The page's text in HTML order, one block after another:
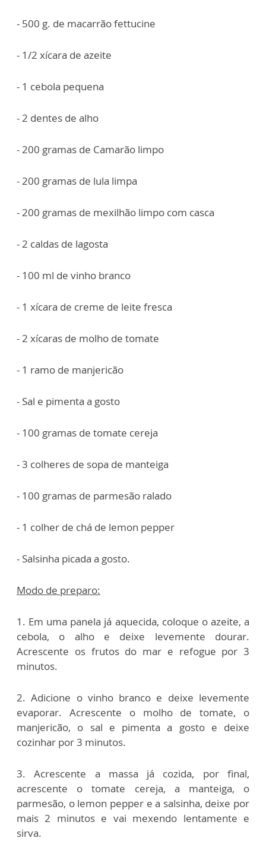
- 500 g. de macarrão fettucine
- 1/2 xícara de azeite
- 1 cebola pequena
- 2 dentes de alho
- 200 gramas de Camarão limpo
- 200 gramas de lula limpa
- 200 gramas de mexilhão limpo com casca
- 2 caldas de lagosta
- 100 ml de vinho branco
- 1 xícara de creme de leite fresca
- 2 xícaras de molho de tomate
- 1 ramo de manjericão
- Sal e pimenta a gosto
- 100 gramas de tomate cereja
- 3 colheres de sopa de manteiga
- 100 gramas de parmesão ralado
- 1 colher de chá de lemon pepper
- Salsinha picada a gosto.
Modo de preparo:
1. Em uma panela já aquecida, coloque o azeite, a
cebola, o alho e deixe levemente dourar.
Acrescente os frutos do mar e refogue por 3
minutos.
2. Adicione o vinho branco e deixe levemente
evaporar. Acrescente o molho de tomate, o
manjericão, o sal e pimenta a gosto e deixe
cozinhar por 3 minutos.
3. Acrescente a massa já cozida, por final,
acrescente o tomate cereja, a manteiga, o
parmesão, o lemon pepper e a salsinha, deixe por
mais 2 minutos e vai mexendo lentamente e
sirva.